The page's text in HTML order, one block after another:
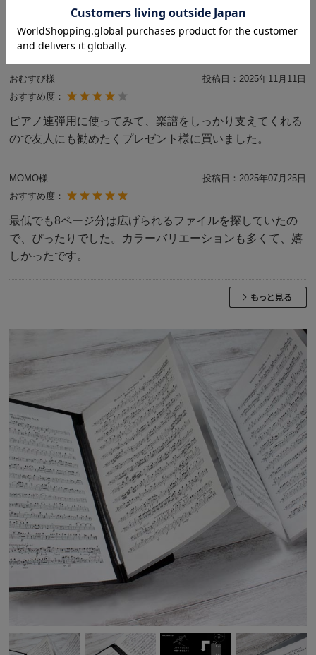
ただける仕様...
>>続きをみる
おむすび様 投稿日： 2025年11月11日
おすすめ度：
ピアノ連弾用に使ってみて、楽譜をしっかり支えてくれる
ので友人にも勧めたくプレゼント様に買いました。
MOMO様 投稿日： 2025年07月25日
おすすめ度：
最低でも8ページ分は広げられるファイルを探していたの
で、ぴったりでした。カラーバリエーションも多くて、嬉
しかったです。